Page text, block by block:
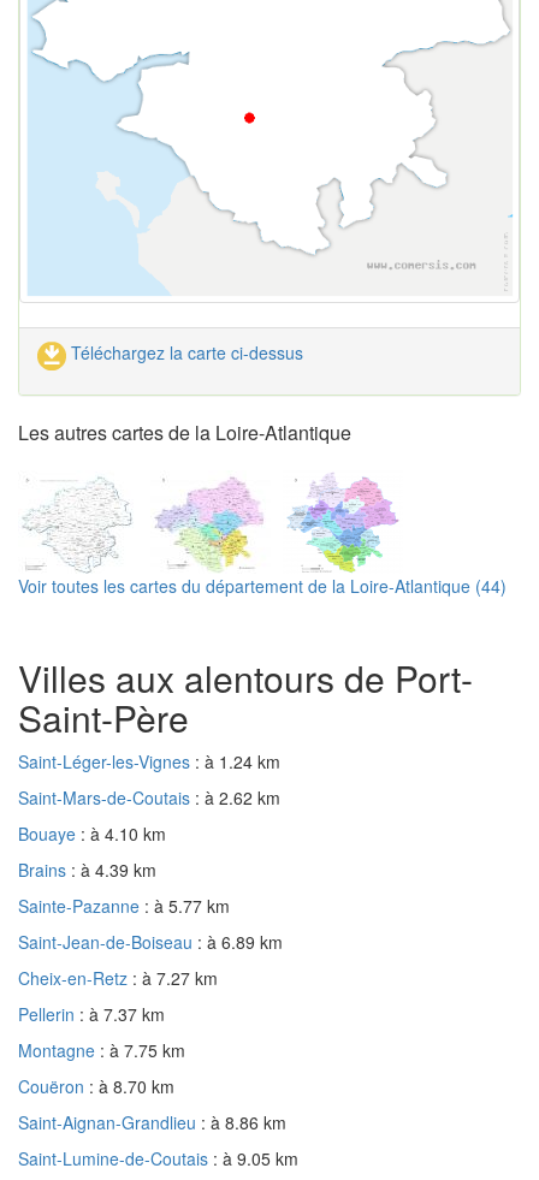
Téléchargez la carte ci-dessus
Les autres cartes de la Loire-Atlantique
Voir toutes les cartes du département de la Loire-Atlantique (44)
Villes aux alentours de Port-
Saint-Père
Saint-Léger-les-Vignes : à 1.24 km
Saint-Mars-de-Coutais : à 2.62 km
Bouaye : à 4.10 km
Brains : à 4.39 km
Sainte-Pazanne : à 5.77 km
Saint-Jean-de-Boiseau : à 6.89 km
Cheix-en-Retz : à 7.27 km
Pellerin : à 7.37 km
Montagne : à 7.75 km
Couëron : à 8.70 km
Saint-Aignan-Grandlieu : à 8.86 km
Saint-Lumine-de-Coutais : à 9.05 km